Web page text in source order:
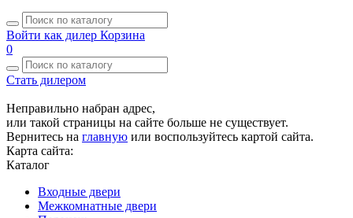
Войти как дилер Корзина
0
Стать дилером
Неправильно набран адрес,
или такой страницы на сайте больше не существует.
Вернитесь на главную или воспользуйтесь картой сайта.
Карта сайта:
Каталог
Входные двери
Межкомнатные двери